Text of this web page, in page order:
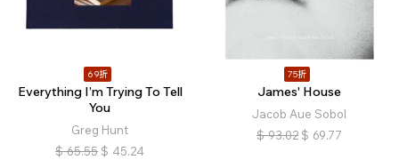
69折
Everything I’m Trying To Tell
You
Greg Hunt
$ 65.55 $ 45.24
75折
James' House
Jacob Aue Sobol
$ 93.02 $ 69.77